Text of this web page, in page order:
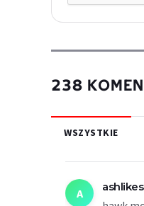
238
WSZYSTKIE
A